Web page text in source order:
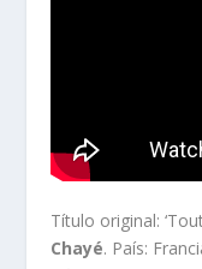
Título original:
Chayé. País: